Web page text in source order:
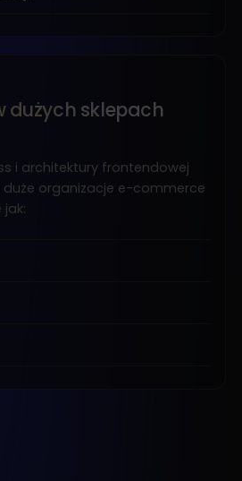
dużych sklepach
i architektury frontendowej
duże organizacje e-commerce